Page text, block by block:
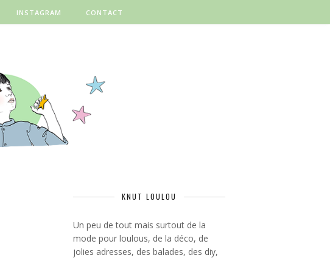
INSTAGRAM CONTACT
KNUT LOULOU
Un peu de tout mais surtout de la
mode pour loulous, de la déco, de
jolies adresses, des balades, des diy,